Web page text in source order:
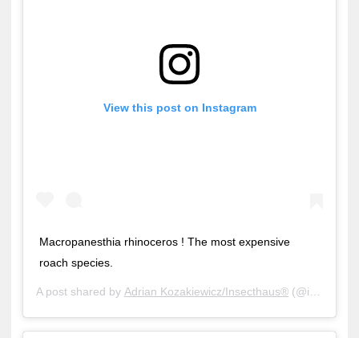
View this post on Instagram
Macropanesthia rhinoceros ! The most expensive
roach species.
A post shared by Adrian Kozakiewicz/Insecthaus® (@insecthaus_adi) on